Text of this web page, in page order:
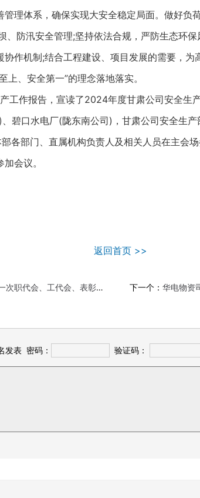
体系，确保实现大安全稳定局面。做好负
、防汛安全管理;坚持依法合规，严防生态环
作机制;结合工程建设、项目发展的需要，
上、安全第一”的理念落地落实。
作报告，宣读了2024年度甘肃公司安全生
碧口水电厂(陇东南公司)，甘肃公司安全生
各部门、直属机构负责人及相关人员在主会
会议。
返回首页 >>
、工代会、表彰会暨2025年工作会 下一个：华电物资司
发表 密码： 验证码：